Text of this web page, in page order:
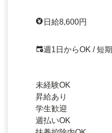
日給8,600円
週1日からOK / 短期
未経験OK
昇給あり
学生歓迎
週払いOK